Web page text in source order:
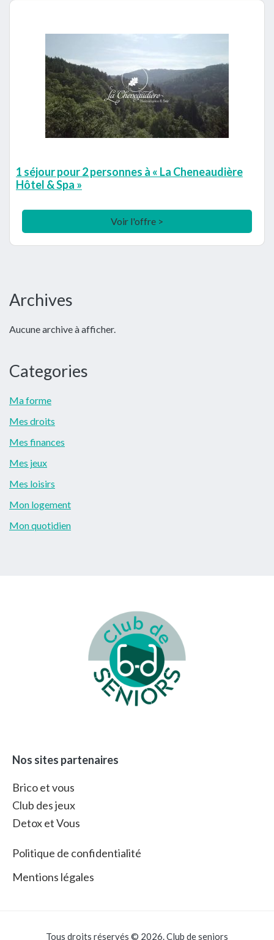
1 séjour pour 2 personnes à « La Cheneaudière
Hôtel & Spa »
Voir l'offre >
Barre
principale
Archives
Aucune archive à afficher.
Categories
Ma forme
Mes droits
Mes finances
Mes jeux
Mes loisirs
Mon logement
Mon quotidien
Nos sites partenaires
Brico et vous
Club des jeux
Detox et Vous
Politique de confidentialité
Mentions légales
Tous droits réservés © 2026. Club de seniors